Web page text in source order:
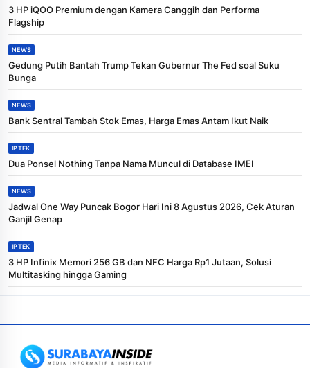
3 HP iQOO Premium dengan Kamera Canggih dan Performa
Flagship
NEWS
Gedung Putih Bantah Trump Tekan Gubernur The Fed soal Suku
Bunga
NEWS
Bank Sentral Tambah Stok Emas, Harga Emas Antam Ikut Naik
IPTEK
Dua Ponsel Nothing Tanpa Nama Muncul di Database IMEI
NEWS
Jadwal One Way Puncak Bogor Hari Ini 8 Agustus 2026, Cek Aturan
Ganjil Genap
IPTEK
3 HP Infinix Memori 256 GB dan NFC Harga Rp1 Jutaan, Solusi
Multitasking hingga Gaming